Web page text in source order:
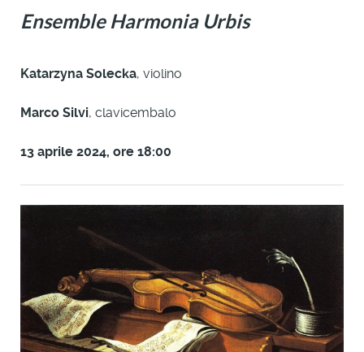
Ensemble Harmonia Urbis
Katarzyna Solecka, violino
Marco Silvi, clavicembalo
13 aprile 2024, ore 18:00